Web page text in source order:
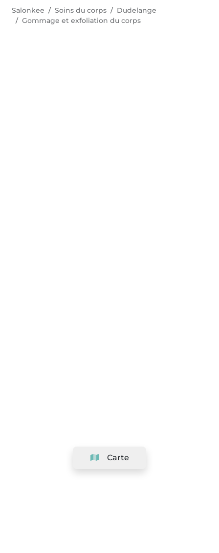
Carte
Salonkee Soins du corps
Dudelange
Gommage et exfoliation du corps